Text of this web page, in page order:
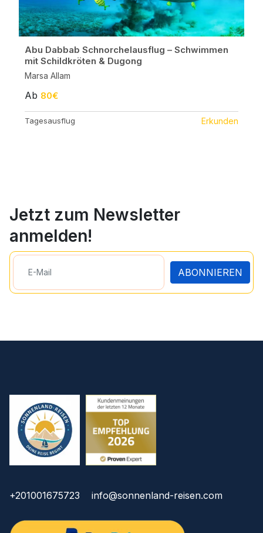
Abu Dabbab Schnorchelausflug – Schwimmen
mit Schildkröten & Dugong
Marsa Allam
Ab 80€
Tagesausflug Erkunden
Jetzt zum Newsletter
anmelden!
ABONNIEREN
+201001675723 info@sonnenland-reisen.com